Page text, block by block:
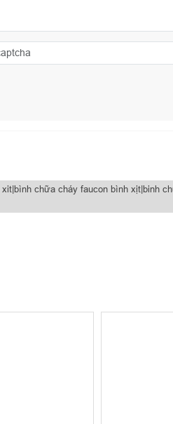
chữa cháy faucon bình xịt|binh